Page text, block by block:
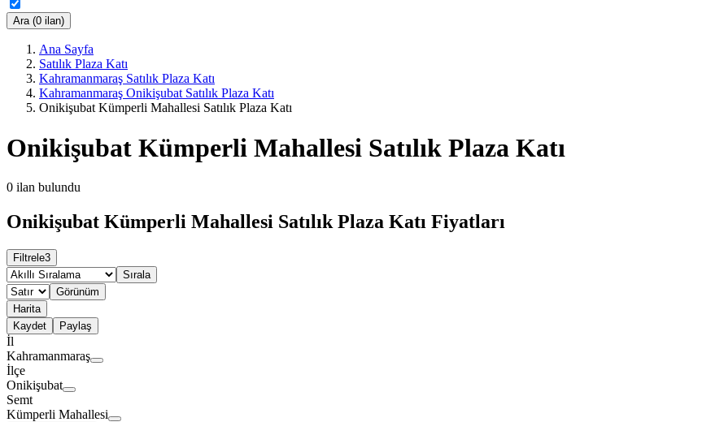
Ara (0 ilan)
Ana Sayfa
Satılık Plaza Katı
Kahramanmaraş Satılık Plaza Katı
Kahramanmaraş Onikişubat Satılık Plaza Katı
Onikişubat Kümperli Mahallesi Satılık Plaza Katı
Onikişubat Kümperli Mahallesi Satılık Plaza Katı
0 ilan bulundu
Onikişubat Kümperli Mahallesi Satılık Plaza Katı Fiyatları
Filtrele3
Sırala
Görünüm
Harita
Kaydet
Paylaş
İl
Kahramanmaraş
İlçe
Onikişubat
Semt
Kümperli Mahallesi